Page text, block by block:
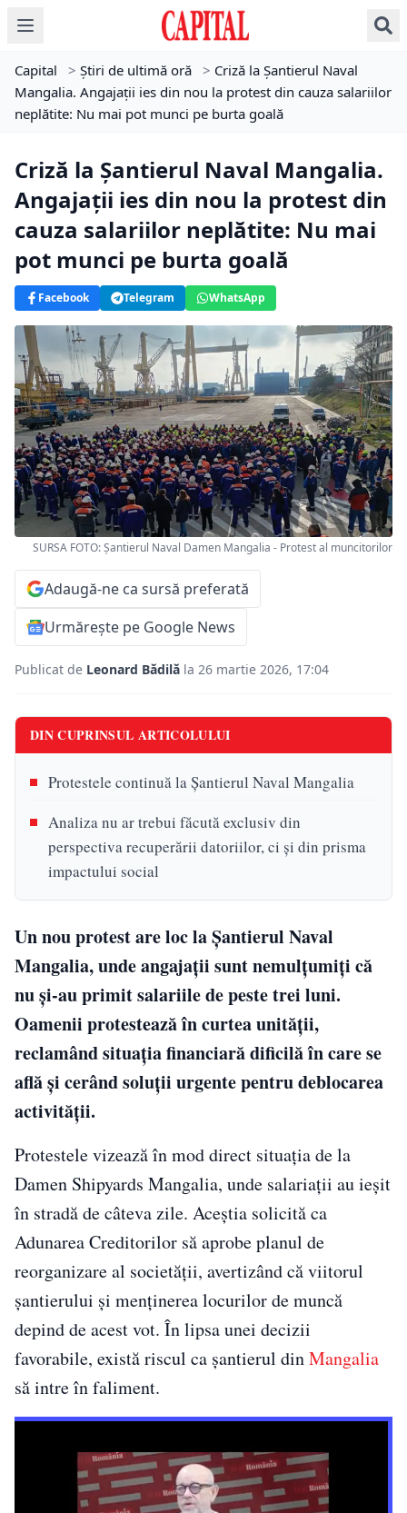
Capital > Știri de ultimă oră > Criză la Șantierul Naval
Mangalia. Angajații ies din nou la protest din cauza salariilor
neplătite: Nu mai pot munci pe burta goală
Criză la Șantierul Naval Mangalia.
Angajații ies din nou la protest din
cauza salariilor neplătite: Nu mai
pot munci pe burta goală
Facebook Telegram WhatsApp
SURSA FOTO: Șantierul Naval Damen Mangalia - Protest al muncitorilor
Adaugă-ne ca sursă preferată
Urmărește pe Google News
Publicat de Leonard Bădilă la 26 martie 2026, 17:04
DIN CUPRINSUL ARTICOLULUI
Protestele continuă la Șantierul Naval Mangalia
Analiza nu ar trebui făcută exclusiv din
perspectiva recuperării datoriilor, ci și din prisma
impactului social
Un nou protest are loc la Șantierul Naval
Mangalia, unde angajații sunt nemulțumiți că
nu și-au primit salariile de peste trei luni.
Oamenii protestează în curtea unității,
reclamând situația financiară dificilă în care se
află și cerând soluții urgente pentru deblocarea
activității.
Protestele vizează în mod direct situația de la
Damen Shipyards Mangalia, unde salariații au ieșit
în stradă de câteva zile. Aceștia solicită ca
Adunarea Creditorilor să aprobe planul de
reorganizare al societății, avertizând că viitorul
șantierului și menținerea locurilor de muncă
depind de acest vot. În lipsa unei decizii
favorabile, există riscul ca șantierul dinMangalia
să intre în faliment.